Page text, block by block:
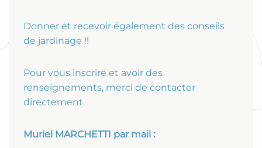
Donner et recevoir également des conseils
de jardinage !!
Pour vous inscrire et avoir des
renseignements, merci de contacter
directement
Muriel MARCHETTI par mail :